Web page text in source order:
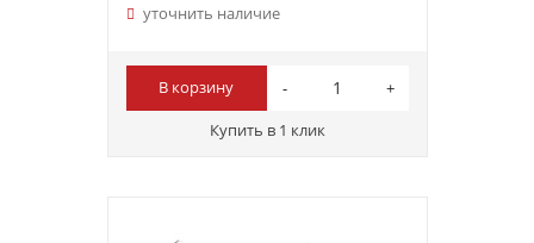
уточнить наличие
В корзину
Купить в 1 клик